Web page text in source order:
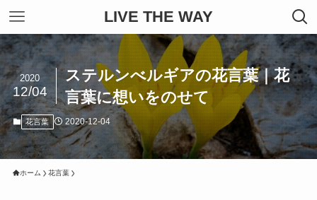
LIVE THE WAY
ステルンべルギアの花言葉｜花
言葉に想いをのせて
2020
12/04
花言葉 2020-12-04
ホーム 花言葉